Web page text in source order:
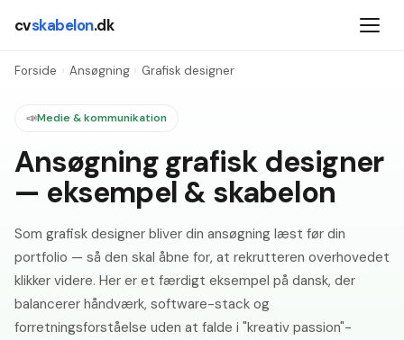
cvskabelon.dk
Forside › Ansøgning › Grafisk designer
📣Medie & kommunikation
Ansøgning grafisk designer
— eksempel & skabelon
Som grafisk designer bliver din ansøgning læst før din
portfolio — så den skal åbne for, at rekrutteren overhovedet
klikker videre. Her er et færdigt eksempel på dansk, der
balancerer håndværk, software-stack og
forretningsforståelse uden at falde i "kreativ passion"-